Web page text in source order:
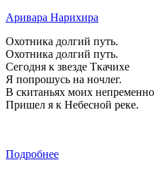
Аривара Нарихира
Охотника долгий путь.
Охотника долгий путь.
Сегодня к звезде Ткачихе
Я попрошусь на ночлег.
В скитаньях моих непременно
Пришел я к Небесной реке.
Подробнее